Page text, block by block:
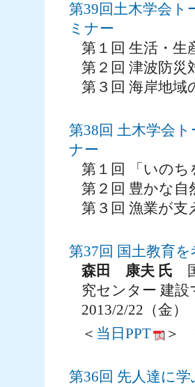
第39回土木学会
ミナー
第１回 生活・生
第２回 津波防
第３回 海岸地域
第38回 土木学会
ナー
第１回 「いの
第２回 豊かな
第３回 漁業が
第37回 国土教育
森田 康夫 氏
究センター 建
2013/2/22（金）
＜ 当日PPT ＞
第36回 先人達に